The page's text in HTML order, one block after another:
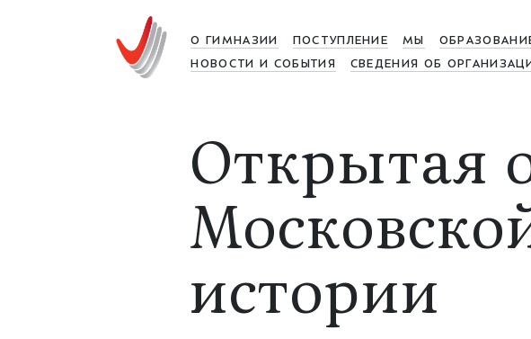
О ГИМНАЗИИ ПОСТУПЛЕНИЕ МЫ
НОВОСТИ И СОБЫТИЯ
СВЕДЕНИЯ ОБ
Открытая
истории